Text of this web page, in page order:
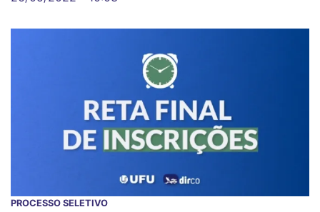
PROCESSO SELETIVO